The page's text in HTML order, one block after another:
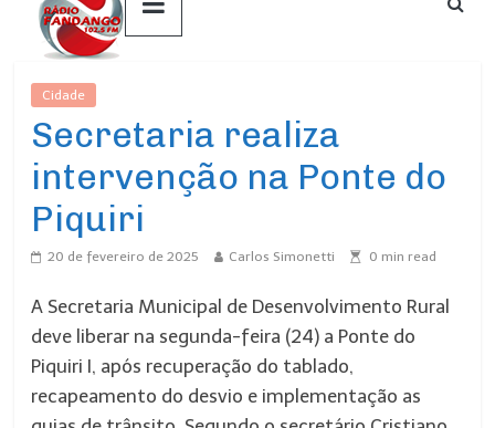
Cidade
Secretaria realiza
intervenção na Ponte do
Piquiri
20 de fevereiro de 2025 Carlos Simonetti 0 min read
A Secretaria Municipal de Desenvolvimento Rural
deve liberar na segunda-feira (24) a Ponte do
Piquiri I, após recuperação do tablado,
recapeamento do desvio e implementação as